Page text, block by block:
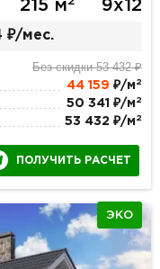
215 м 9х12
₽/мес.
Без скидки 53 432 ₽
44 159 ₽/м 2
50 341 ₽/м 2
53 432 ₽/м 2
ПОЛУЧИТЬ РАСЧЕТ
ЭКО